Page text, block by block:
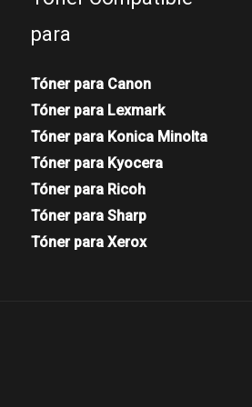
para
Tóner para Canon
Tóner para Lexmark
Tóner para Konica Minolta
Tóner para Kyocera
Tóner para Ricoh
Tóner para Sharp
Tóner para Xerox